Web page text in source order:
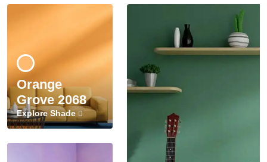
Orange
Grove 2068
Explore Shade